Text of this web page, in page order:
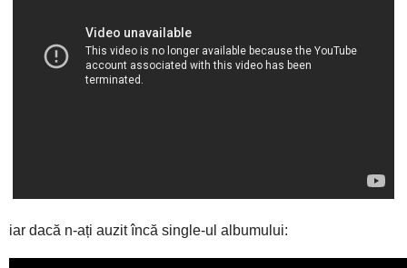
iar dacă n-ați auzit încă single-ul albumului: